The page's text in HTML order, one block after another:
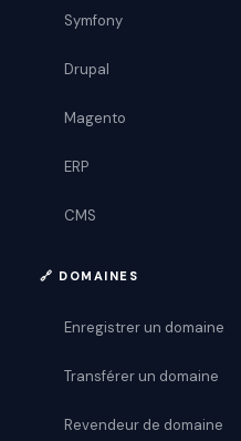
Symfony
Drupal
Magento
ERP
CMS
🔗 DOMAINES
Enregistrer un domaine
Transférer un domaine
Revendeur de domaine